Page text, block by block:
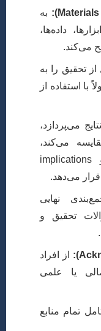
به
داده‌ها،
می‌کند.
تحقیق را به
استفاده از
می‌پردازد،
می‌کند،
محدودیت‌ها را بیان می‌کند و implications
قرار می‌دهد.
نهایی
تحقیق و
از افراد
یا علمی
تمام منابع